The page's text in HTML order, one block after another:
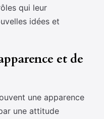
qui leur
idées et
et de
une apparence
une attitude